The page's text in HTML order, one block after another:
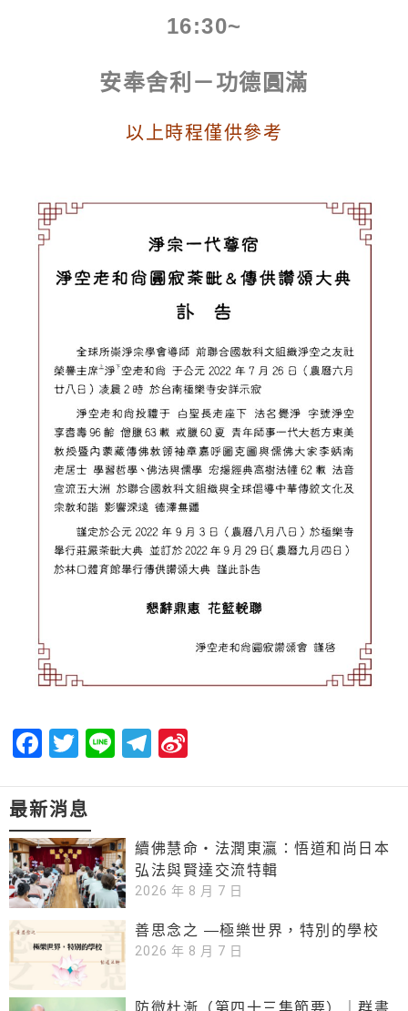
16:30~
安奉舍利－功德圓滿
以上時程僅供參考
Facebook
Twitter
LineTelegram
最新消息
續佛慧命‧法潤東瀛：悟道和尚日本
弘法與賢達交流特輯
2026 年 8 月 7 日
善思念之 —極樂世界，特別的學校
2026 年 8 月 7 日
防微杜漸（第四十三集節要）｜群書